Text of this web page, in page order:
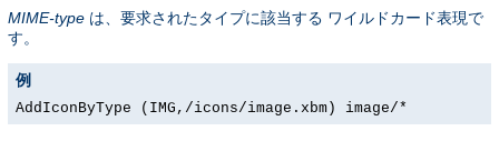
MIME-type は、要求されたタイプに該当する ワイルドカード表現で
す。
例
AddIconByType (IMG,/icons/image.xbm) image/*